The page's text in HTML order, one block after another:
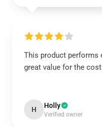
This product performs
great value for the
H Holly
Verified owner